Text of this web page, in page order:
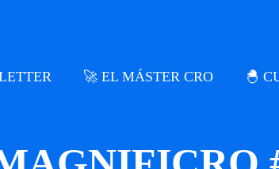
🚀 EL MÁSTER CRO 🐣